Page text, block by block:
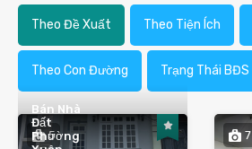
Theo Đề Xuất Theo Tiện Ích
Theo Con Đường Trạng Thái BĐS
5
Bán Nhà
Đất
Phường
7